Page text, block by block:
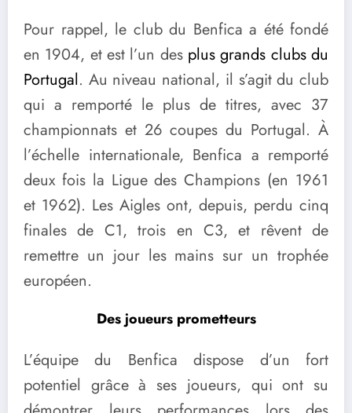
Pour rappel, le club du Benfica a été fondé
en 1904, et est l’un des plus grands clubs du
Portugal. Au niveau national, il s’agit du club
qui a remporté le plus de titres, avec 37
championnats et 26 coupes du Portugal. À
l’échelle internationale, Benfica a remporté
deux fois la Ligue des Champions (en 1961
et 1962). Les Aigles ont, depuis, perdu cinq
finales de C1, trois en C3, et rêvent de
remettre un jour les mains sur un trophée
européen.
Des joueurs prometteurs
L’équipe du Benfica dispose d’un fort
potentiel grâce à ses joueurs, qui ont su